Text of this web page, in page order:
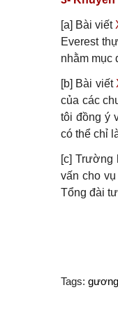
[a] Bài viết
Everest
nhằm mục
[b] Bài viết
của các
tôi đồng ý
có thể chỉ
[c] Trường
vấn cho
Tổng đài
Tags: